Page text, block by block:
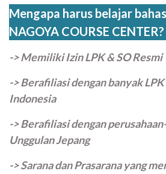
Mengapa harus belajar
NAGOYA COURSE CENTER?
-> Memiliki Izin LPK & SO Resmi
-> Berafiliasi dengan banyak
Indonesia
-> Berafiliasi dengan
Unggulan Jepang
-> Sarana dan Prasarana yang